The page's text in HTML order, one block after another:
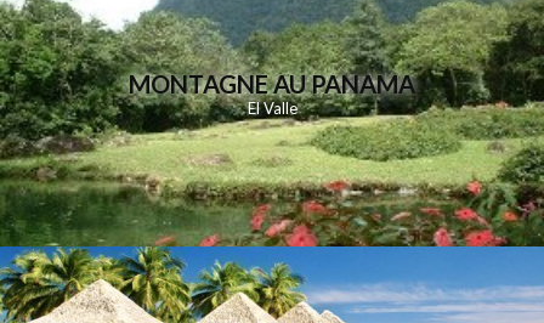
MONTAGNE AU PANAMA
El Valle